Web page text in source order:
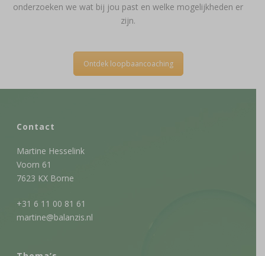
onderzoeken we wat bij jou past en welke mogelijkheden er
zijn.
Ontdek loopbaancoaching
Contact
Martine Hesselink
Voorn 61
7623 KX Borne
+31 6 11 00 81 61
martine@balanzis.nl